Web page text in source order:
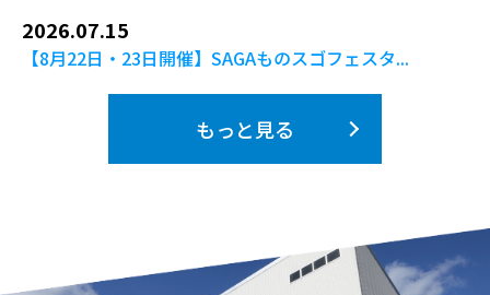
2026.07.15
【8月22日・23日開催】SAGAものスゴフェスタ...
もっと見る